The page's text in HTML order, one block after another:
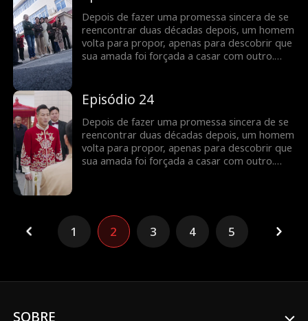
verdadeiro amor pode prevalecer e a justiça
ser feita, permitindo que finalmente fiquem
juntos?
Depois de fazer uma promessa sincera de se
reencontrar duas décadas depois, um homem
volta para propor, apenas para descobrir que
sua amada foi forçada a casar com outro.
jornada para lutar por seu amor. Será que o
verdadeiro amor pode prevalecer e a justiça
ser feita, permitindo que finalmente fiquem
juntos?
Episódio 24
Depois de fazer uma promessa sincera de se
reencontrar duas décadas depois, um homem
volta para propor, apenas para descobrir que
sua amada foi forçada a casar com outro.
verdadeiro amor pode prevalecer e a justiça
ser feita, permitindo que finalmente fiquem
juntos?
1 2 3 4 5
SOBRE